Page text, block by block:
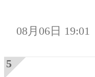
08月06日 19:01